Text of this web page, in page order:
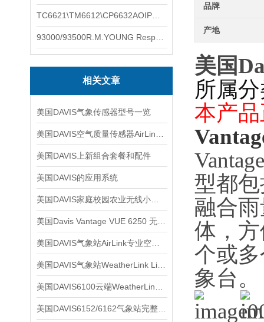
相关文章
美国DAVIS气象传感器型号一览
美国DAVIS上新组合套餐和配件
美国DAVIS的应用系统
品牌
产地
美国
所属
本产
型都
融合
体，
个或
象台。